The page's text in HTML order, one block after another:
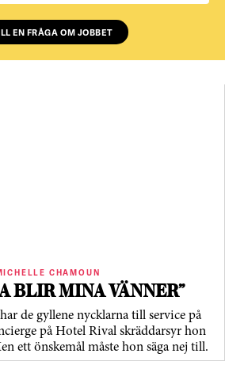
EN FRÅGA OM JOBBET
CHAMOUN
BLIR MINA VÄNNER”
de gyllene nycklarna till service på
på Hotel Rival skräddarsyr hon
ett önskemål måste hon säga nej till.